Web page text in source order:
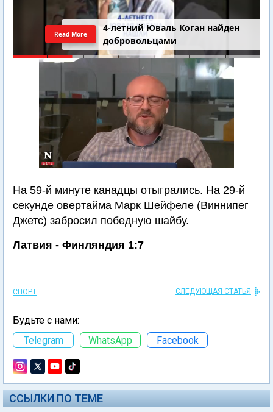
4-летний Юваль Коган найден
добровольцами
Read More
На 59-й минуте канадцы отыгрались. На 29-й
секунде овертайма Марк Шейфеле (Виннипег
Джетс) забросил победную шайбу.
Латвия - Финляндия 1:7
СПОРТ СЛЕДУЮЩАЯ СТАТЬЯ
Будьте с нами:
Telegram
WhatsApp Facebook
ССЫЛКИ ПО ТЕМЕ